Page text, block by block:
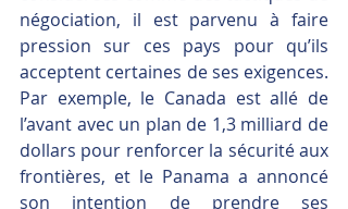
négociation, il est parvenu à faire
pression sur ces pays pour qu’ils
acceptent certaines de ses exigences.
Par exemple, le Canada est allé de
l’avant avec un plan de 1,3 milliard de
dollars pour renforcer la sécurité aux
frontières, et le Panama a annoncé
son intention de prendre ses